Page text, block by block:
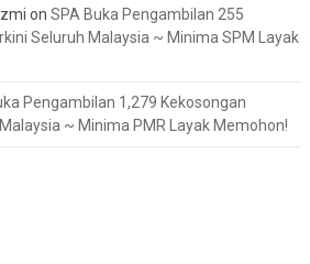
on SPA Buka Pengambilan 255
Seluruh Malaysia ~ Minima SPM Layak
Pengambilan 1,279 Kekosongan
~ Minima PMR Layak Memohon!